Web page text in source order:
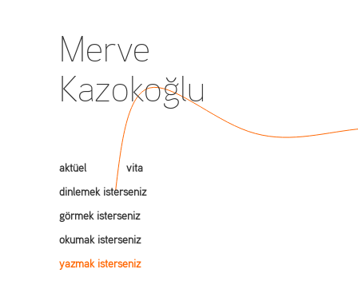
Merve
Kazokoğlu
aktüel vita
dinlemek isterseniz
görmek isterseniz
okumak isterseniz
yazmak isterseniz